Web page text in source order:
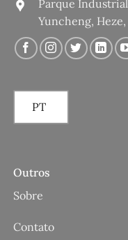
Parque
Yuncheng,
PT
Outros
Sobre
Contato